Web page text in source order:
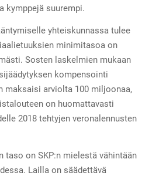
kymppejä suurempi.
yhteiskunnassa tulee
minimitasoa on
Sosten laskelmien mukaan
kompensointi
maksaisi arviolta 100 miljoonaa,
on huomattavasti
2018 tehtyjen veronalennusten
taso on SKP:n mielestä vähintään
Lailla on säädettävä